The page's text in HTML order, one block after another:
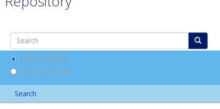
Search DSpace
This Community
Search